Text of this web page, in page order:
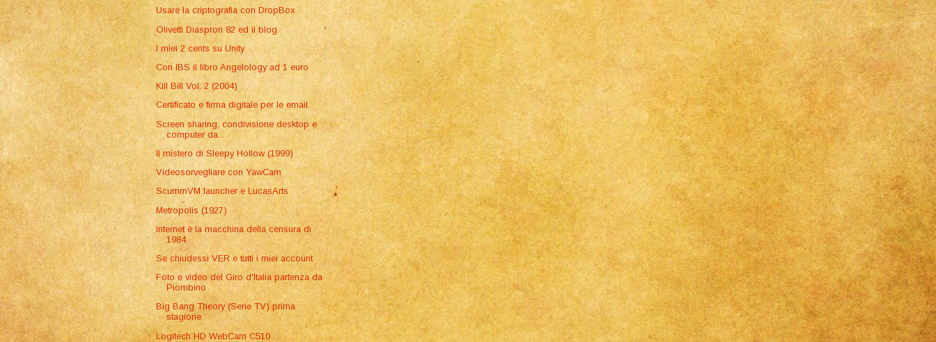
Usare la criptografia con DropBox
Olivetti Diaspron 82 ed il blog
I miei 2 cents su Unity
Con IBS il libro Angelology ad 1 euro
Kill Bill Vol. 2 (2004)
Certificato e firma digitale per le email.
Screen sharing, condivisione desktop e
computer da...
Il mistero di Sleepy Hollow (1999)
Videosorvegliare con YawCam
ScummVM launcher e LucasArts
Metropolis (1927)
Internet è la macchina della censura di
1984
Se chiudessi VER e tutti i miei account
Foto e video del Giro d'Italia partenza da
Piombino
Big Bang Theory (Serie TV) prima
stagione
Logitech HD WebCam C510